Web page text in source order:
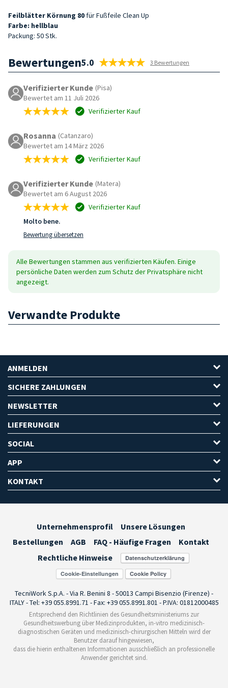
Feilblätter Körnung 80 für Fußfeile Clean Up
Farbe: hellblau
Packung: 50 Stk.
Bewertungen5.0 3 Bewertungen
Verifizierter Kunde (Pisa)
Bewertet am 11 Juli 2026
Verifizierter Kauf
Rosanna (Catanzaro)
Bewertet am 14 März 2026
Verifizierter Kauf
Verifizierter Kunde (Matera)
Bewertet am 6 August 2026
Verifizierter Kauf
Molto bene.
Bewertung übersetzen
Alle Bewertungen stammen aus verifizierten Käufen. Einige
persönliche Daten werden zum Schutz der Privatsphäre nicht
angezeigt.
Verwandte Produkte
ANMELDEN
SICHERE ZAHLUNGEN
NEWSLETTER
LIEFERUNGEN
SOCIAL
APP
KONTAKT
Unternehmensprofil
Unsere Lösungen
Bestellungen
AGB FAQ - Häufige Fragen
Kontakt
Rechtliche Hinweise
Cookie-Einstellungen
TecniWork S.p.A. - Via R. Benini 8 - 50013 Campi Bisenzio (Firenze) -
ITALY - Tel: +39 055.8991.71 - Fax: +39 055.8991.801 - P.IVA: 01812000485
Entsprechend den Richtlinien des Gesundheitsministeriums zur
Gesundheitswerbung über Medizinprodukten, in-vitro medizinisch-
diagnostischen Geräten und medizinisch-chirurgischen Mitteln wird der
Benutzer darauf hingewiesen,
dass die hierin enthaltenen Informationen ausschließlich an professionelle
Anwender gerichtet sind.